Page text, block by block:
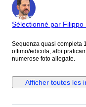
Expert
Sélectionné par Filippo
Sequenza quasi completa
ottimo/edicola, albi
numerose foto allegate.
Afficher toutes les